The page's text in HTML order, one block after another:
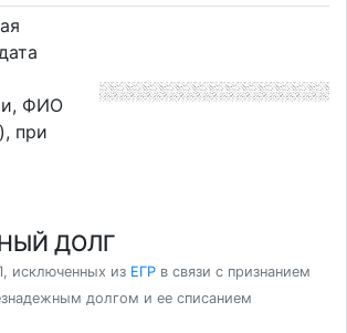
ФИО
при
ДОЛГ
исключенных из ЕГР в связи с признанием
долгом и ее списанием